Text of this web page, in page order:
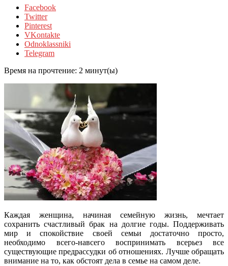
Facebook
Twitter
Pinterest
VKontakte
Odnoklassniki
Telegram
Время на прочтение: 2 минут(ы)
Каждая женщина, начиная семейную жизнь, мечтает
сохранить счастливый брак на долгие годы. Поддерживать
мир и спокойствие своей семьи достаточно просто,
необходимо всего-навсего воспринимать всерьез все
существующие предрассудки об отношениях. Лучше обращать
внимание на то, как обстоят дела в семье на самом деле.